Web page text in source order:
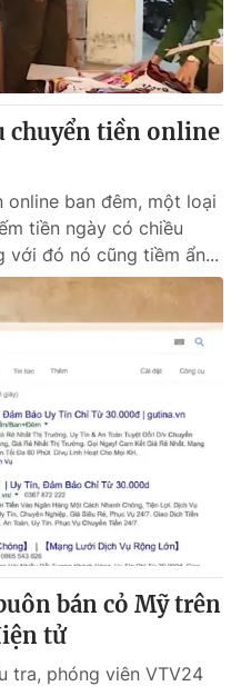
chuyển tiền online
online ban đêm, một loại
tiền ngày có chiều
với đó nó cũng tiềm ẩn...
bán cỏ Mỹ trên
tử
tra, phóng viên VTV24